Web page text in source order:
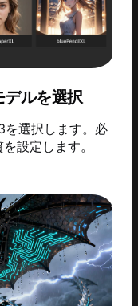
デルを選択
を選択します。必
設定します。